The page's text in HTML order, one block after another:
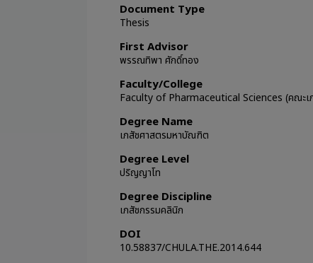
Document Type
Thesis
First Advisor
พรรณทิพา ศักดิ์ทอง
Faculty/College
Faculty of Pharmaceutical Sciences (คณะเ
Degree Name
เภสัชศาสตรมหาบัณฑิต
Degree Level
ปริญญาโท
Degree Discipline
เภสัชกรรมคลินิก
DOI
10.58837/CHULA.THE.2014.644